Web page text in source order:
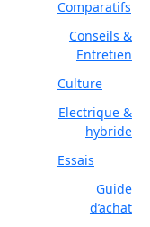
Comparatifs
Conseils &
Entretien
Culture
Electrique &
hybride
Essais
Guide
d’achat